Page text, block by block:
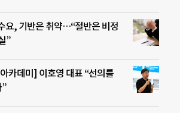
요, 기반은 취약…“절반은 비정
”
카데미] 이호영 대표 “선의를
”